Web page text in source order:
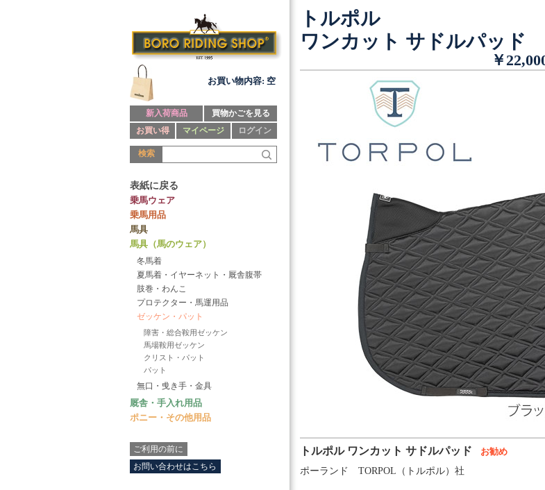
お買い物内容: 空
新入荷商品
買物かごを見る
お買い得
マイページ ログイン
検索
表紙に戻る
乗馬ウェア
乗馬用品
馬具
馬具（馬のウェア）
冬馬着
夏馬着・イヤーネット・厩舎腹帯
肢巻・わんこ
プロテクター・馬運用品
ゼッケン・パット
障害・総合鞍用ゼッケン
馬場鞍用ゼッケン
クリスト・パット
パット
無口・曵き手・金具
厩舎・手入れ用品
ポニー・その他用品
ご利用の前に
お問い合わせはこちら
トルポル
ワンカット サドルパッド
￥
トルポル ワンカット サドルパッド
お勧め
ポーランド TORPOL（トルポル）社